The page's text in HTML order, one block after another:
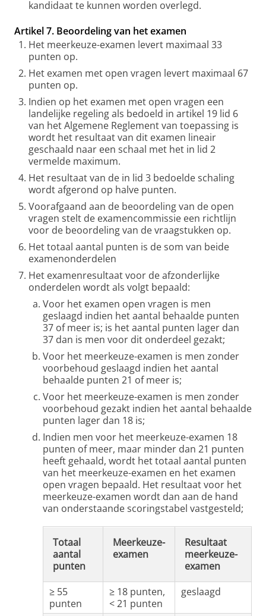
kandidaat te kunnen worden overlegd.
Artikel 7. Beoordeling van het examen
Het meerkeuze-examen levert maximaal 33
punten op.
Het examen met open vragen levert maximaal 67
punten op.
Indien op het examen met open vragen een
landelijke regeling als bedoeld in artikel 19 lid 6
van het Algemene Reglement van toepassing is
wordt het resultaat van dit examen lineair
geschaald naar een schaal met het in lid 2
vermelde maximum.
Het resultaat van de in lid 3 bedoelde schaling
wordt afgerond op halve punten.
Voorafgaand aan de beoordeling van de open
vragen stelt de examencommissie een richtlijn
voor de beoordeling van de vraagstukken op.
Het totaal aantal punten is de som van beide
examenonderdelen
Het examenresultaat voor de afzonderlijke
onderdelen wordt als volgt bepaald:
Voor het examen open vragen is men
geslaagd indien het aantal behaalde punten
37 of meer is; is het aantal punten lager dan
37 dan is men voor dit onderdeel gezakt;
Voor het meerkeuze-examen is men zonder
voorbehoud geslaagd indien het aantal
behaalde punten 21 of meer is;
Voor het meerkeuze-examen is men zonder
voorbehoud gezakt indien het aantal behaalde
punten lager dan 18 is;
Indien men voor het meerkeuze-examen 18
punten of meer, maar minder dan 21 punten
heeft gehaald, wordt het totaal aantal punten
van het meerkeuze-examen en het examen
open vragen bepaald. Het resultaat voor het
meerkeuze-examen wordt dan aan de hand
van onderstaande scoringstabel vastgesteld;
Totaal
aantal
punten
Meerkeuze-
examen
Resultaat
meerkeuze-
examen
≥ 55
punten
≥ 18 punten,
< 21 punten
geslaagd